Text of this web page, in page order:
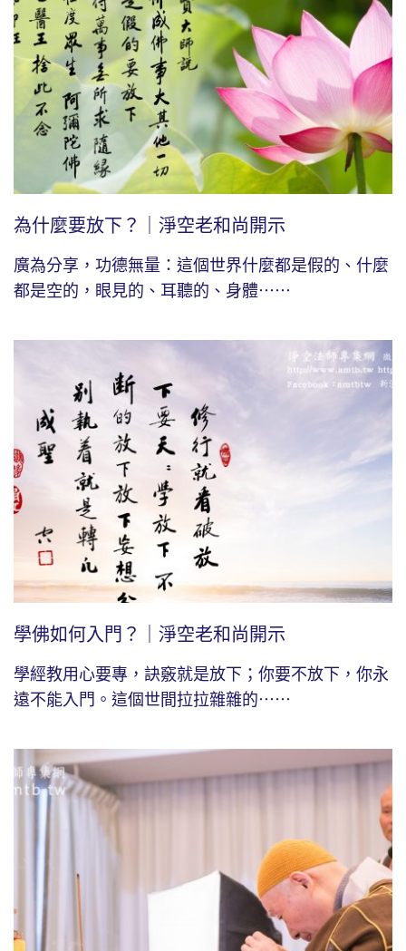
為什麼要放下？｜淨空老和尚開示
廣為分享，功德無量：這個世界什麼都是假的、什麼
都是空的，眼見的、耳聽的、身體⋯⋯
學佛如何入門？｜淨空老和尚開示
學經教用心要專，訣竅就是放下；你要不放下，你永
遠不能入門。這個世間拉拉雜雜的⋯⋯